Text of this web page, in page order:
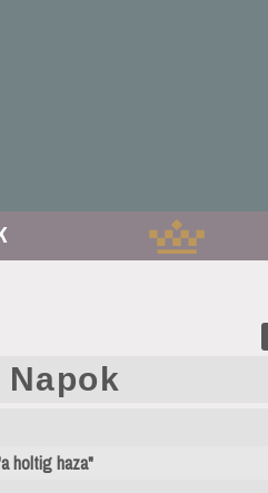
holtig haza"